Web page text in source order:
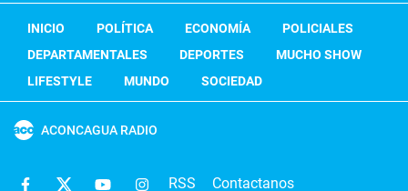
INICIO POLÍTICA ECONOMÍA
POLICIALES
DEPARTAMENTALES
DEPORTES
MUCHO SHOW
LIFESTYLE
MUNDO SOCIEDAD
ACONCAGUA RADIO
RSS Contactanos